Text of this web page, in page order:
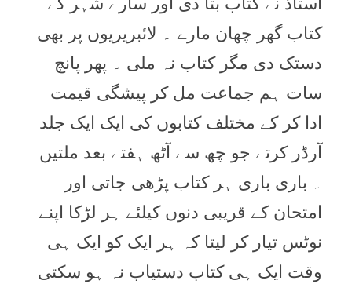
کتاب گھر چھان مارے ۔ لائبریریوں پر بھی
دستک دی مگر کتاب نہ ملی ۔ پھر پانچ
سات ہم جماعت مل کر پیشگی قیمت
ادا کر کے مختلف کتابوں کی ایک ایک جلد
آرڈر کرتے جو چھ سے آٹھ ہفتے بعد ملتیں
۔ باری باری ہر کتاب پڑھی جاتی اور
امتحان کے قریبی دنوں کیلئے ہر لڑکا اپنے
نوٹس تیار کر لیتا کہ ہر ایک کو ایک ہی
وقت ایک ہی کتاب دستیاب نہ ہو سکتی